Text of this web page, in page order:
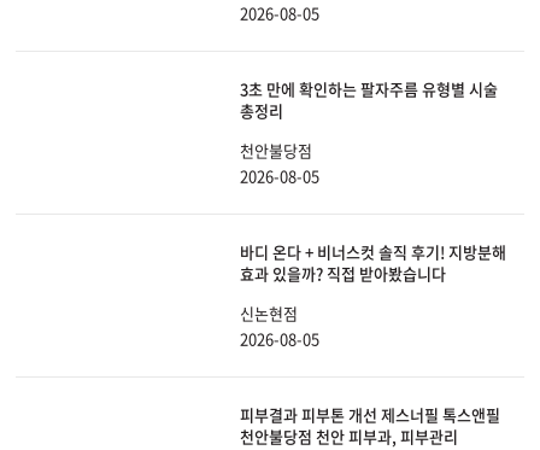
2026-08-05
3초 만에 확인하는 팔자주름 유형별 시술
총정리
천안불당점
2026-08-05
바디 온다 + 비너스컷 솔직 후기! 지방분해
효과 있을까? 직접 받아봤습니다
신논현점
2026-08-05
피부결과 피부톤 개선 제스너필 톡스앤필
천안불당점 천안 피부과, 피부관리